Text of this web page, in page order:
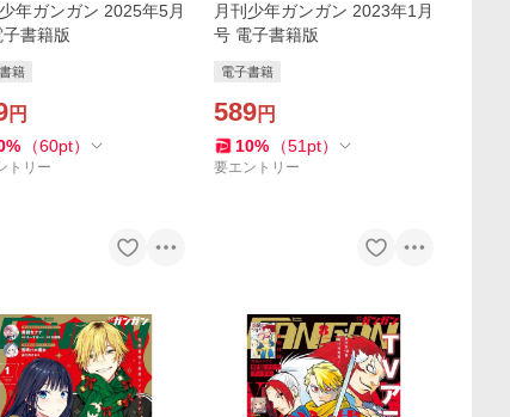
年ガンガン 2025年5月
書籍版
籍
円
% （60pt）
トリー
月刊少年ガンガン 2023年1月
号 電子書籍版
電子書籍
589円
10% （51 pt）
要エントリー